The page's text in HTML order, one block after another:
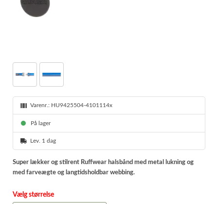
Varenr.: HU9425504-4101114x
På lager
Lev. 1 dag
Super lækker og stilrent Ruffwear halsbånd med metal lukning og
med farveægte og langtidsholdbar webbing.
Vælg størrelse